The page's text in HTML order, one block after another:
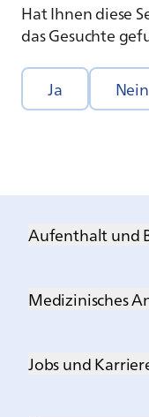
Hat Ihnen diese
das Gesuchte
Ja Nein
Aufenthalt und
Medizinisches
Jobs und